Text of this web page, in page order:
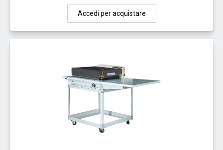
Accedi per acquistare